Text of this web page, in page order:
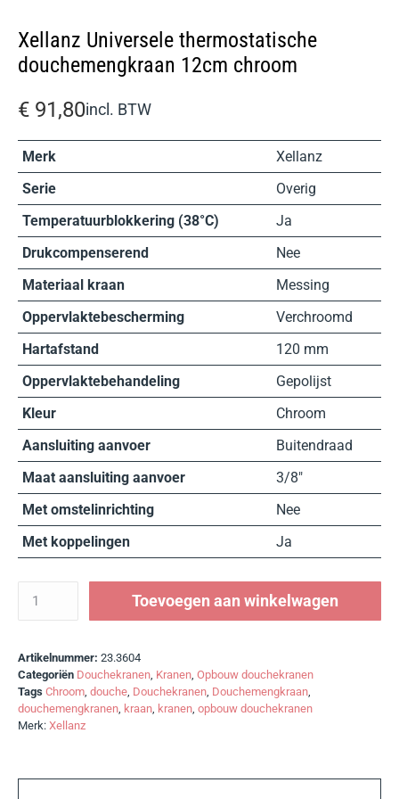
Xellanz Universele thermostatische
douchemengkraan 12cm chroom
€ 91,80incl. BTW
Merk
Xellanz
Serie
Overig
Temperatuurblokkering (38°C)
Ja
Drukcompenserend
Nee
Materiaal kraan
Messing
Oppervlaktebescherming
Verchroomd
Hartafstand
120 mm
Oppervlaktebehandeling
Gepolijst
Kleur
Chroom
Aansluiting aanvoer
Buitendraad
Maat aansluiting aanvoer
3/8″
Met omstelinrichting
Nee
Met koppelingen
Ja
Toevoegen aan winkelwagen
Artikelnummer: 23.3604
Categoriën Douchekranen, Kranen, Opbouw douchekranen
Tags Chroom, douche, Douchekranen, Douchemengkraan,
douchemengkranen, kraan, kranen, opbouw douchekranen
Merk: Xellanz